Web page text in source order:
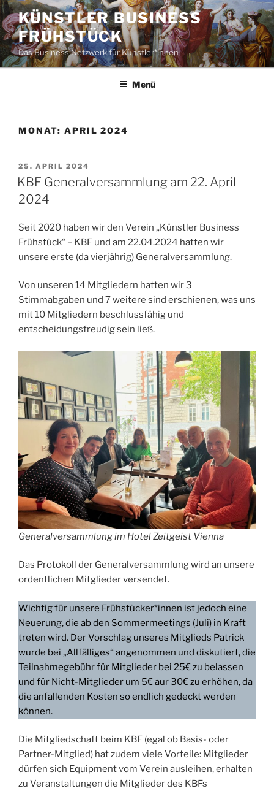
Zum
Inhalt
springen
KÜNSTLER BUSINESS
FRÜHSTÜCK
Das Business Netzwerk für Künstler*innen
Menü
MONAT: APRIL 2024
VERÖFFENTLICHT
AM
25. APRIL 2024
KBF Generalversammlung am 22. April
2024
Seit 2020 haben wir den Verein „Künstler Business
Frühstück“ – KBF und am 22.04.2024 hatten wir
unsere erste (da vierjährig) Generalversammlung.
Von unseren 14 Mitgliedern hatten wir 3
Stimmabgaben und 7 weitere sind erschienen, was uns
mit 10 Mitgliedern beschlussfähig und
entscheidungsfreudig sein ließ.
Generalversammlung im Hotel Zeitgeist Vienna
Das Protokoll der Generalversammlung wird an unsere
ordentlichen Mitglieder versendet.
Wichtig für unsere Frühstücker*innen ist jedoch eine
Neuerung, die ab den Sommermeetings (Juli) in Kraft
treten wird. Der Vorschlag unseres Mitglieds Patrick
wurde bei „Allfälliges“ angenommen und diskutiert, die
Teilnahmegebühr für Mitglieder bei 25€ zu belassen
und für Nicht-Mitglieder um 5€ aur 30€ zu erhöhen, da
die anfallenden Kosten so endlich gedeckt werden
können.
Die Mitgliedschaft beim KBF (egal ob Basis- oder
Partner-Mitglied) hat zudem viele Vorteile: Mitglieder
dürfen sich Equipment vom Verein ausleihen, erhalten
zu Veranstaltungen die Mitglieder des KBFs